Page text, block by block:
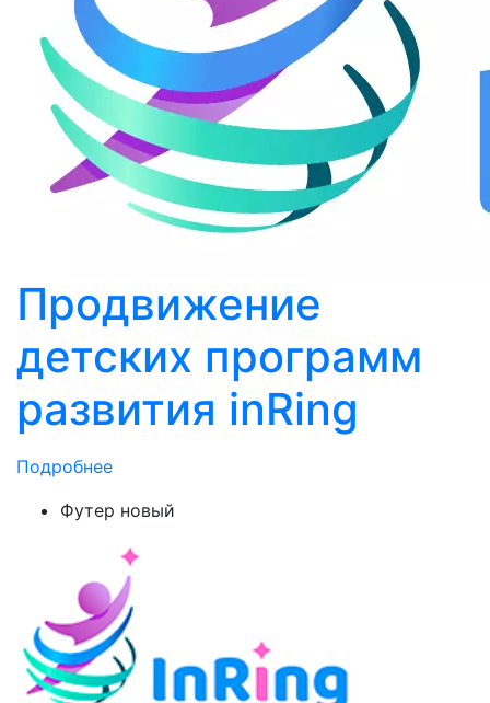
Продвижение
детских программ
развития inRing
Подробнее
Футер новый